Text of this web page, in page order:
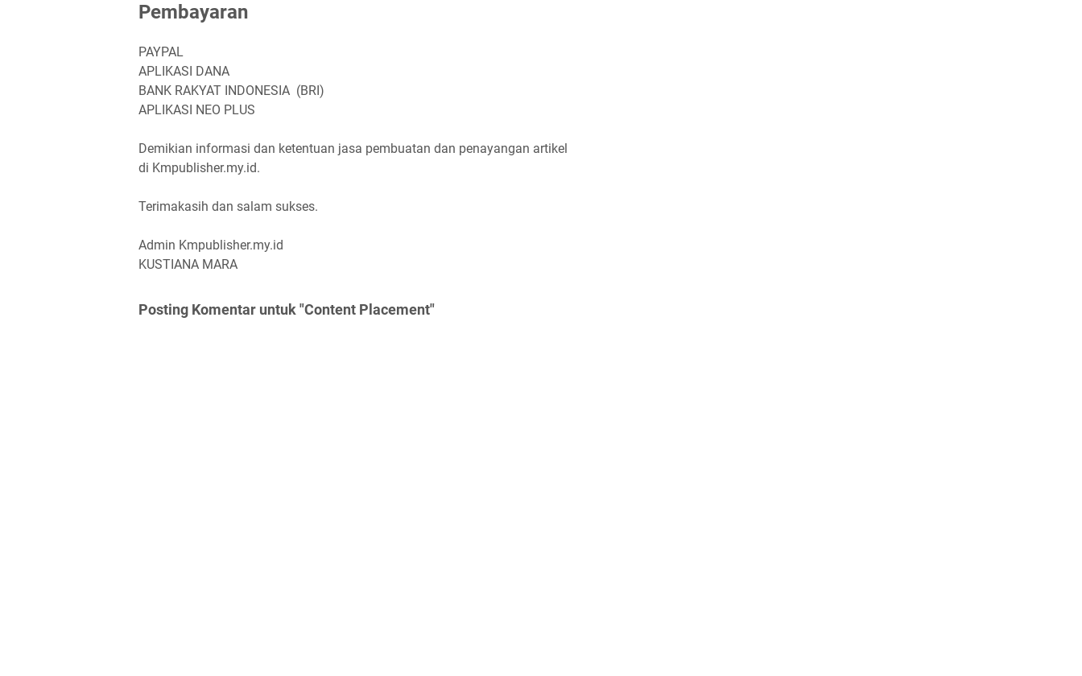
Pembayaran
PAYPAL
APLIKASI DANA
BANK RAKYAT INDONESIA (BRI)
APLIKASI NEO PLUS
Demikian informasi dan ketentuan jasa pembuatan dan penayangan artikel
di Kmpublisher.my.id.
Terimakasih dan salam sukses.
Admin Kmpublisher.my.id
KUSTIANA MARA
Posting Komentar untuk "Content Placement"